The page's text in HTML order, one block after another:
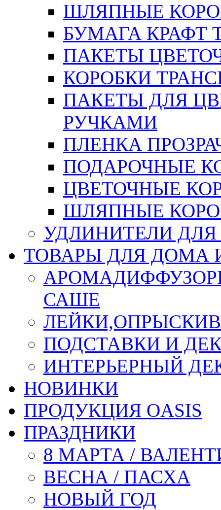
ШЛЯПНЫЕ
БУМАГА КРАФТ
ПАКЕТЫ
КОРОБКИ
ПАКЕТЫ ДЛЯ
РУЧКАМИ
ПЛЕНКА
ПОДАРОЧНЫЕ
ЦВЕТОЧНЫЕ
ШЛЯПНЫЕ
УДЛИНИТЕЛИ
ТОВАРЫ ДЛЯ ДОМА
САШЕ
ПОДСТАВКИ И
ИНТЕРЬЕРНЫЙ
НОВИНКИ
ПРОДУКЦИЯ OASIS
ПРАЗДНИКИ
8 МАРТА /
ВЕСНА / ПАСХА
НОВЫЙ ГОД